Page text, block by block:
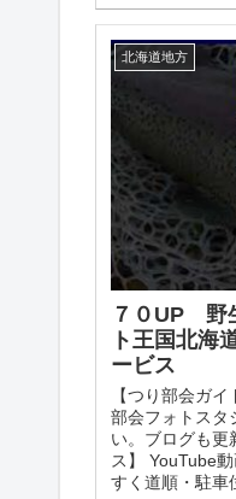
北海道地方
７０UP 野
ト王国北海
ービス
【つり部会ガ
部会フォトスタ
い。ブログも更
ス】 YouTube
すく道順・駐車